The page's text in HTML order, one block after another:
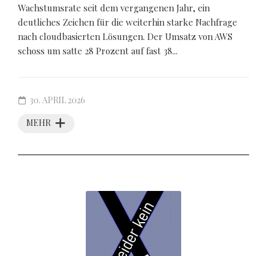
Wachstumsrate seit dem vergangenen Jahr, ein
deutliches Zeichen für die weiterhin starke Nachfrage
nach cloudbasierten Lösungen. Der Umsatz von AWS
schoss um satte 28 Prozent auf fast 38...
MEHR
30. APRIL 2026